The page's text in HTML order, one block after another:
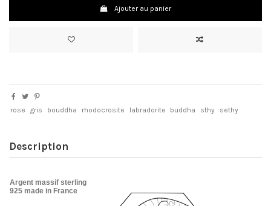
Ajouter au panier
rose gris bouddha rhodocrosite labradorite buddha sthy sethy
Description
Argent massif sterling
925 made in France